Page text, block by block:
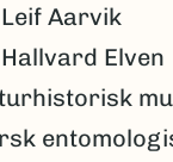
Leif Aarvik
Hallvard Elven